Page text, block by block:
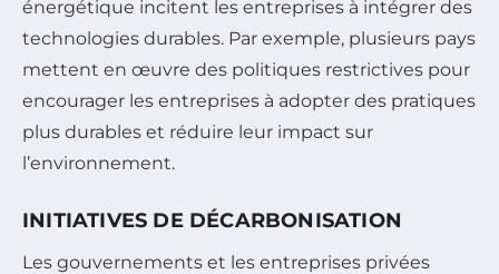
énergétique incitent les entreprises à intégrer des
technologies durables. Par exemple, plusieurs pays
mettent en œuvre des politiques restrictives pour
encourager les entreprises à adopter des pratiques
plus durables et réduire leur impact sur
l’environnement.
INITIATIVES DE DÉCARBONISATION
Les gouvernements et les entreprises privées